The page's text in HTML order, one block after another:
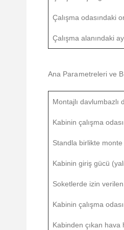
Çalışma odasındaki
Çalışma alanındaki
Ana Parametreleri ve
Montajlı davlumbazlı
Kabinin çalışma
Standla birlikte
Kabinin giriş gücü
Soketlerde izin
Kabinin çalışma
Kabinden çıkan hava